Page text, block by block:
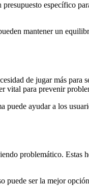
específico
mantener un
de jugar más para
vital para prevenir
puede ayudar a los
problemático. Estas
puede ser la mejor